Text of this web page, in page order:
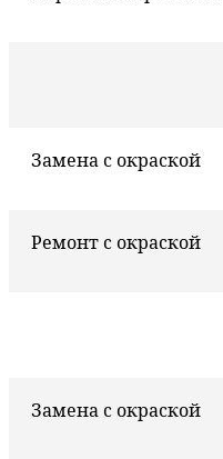
Замена с окраской
Ремонт с окраской
Замена с окраской